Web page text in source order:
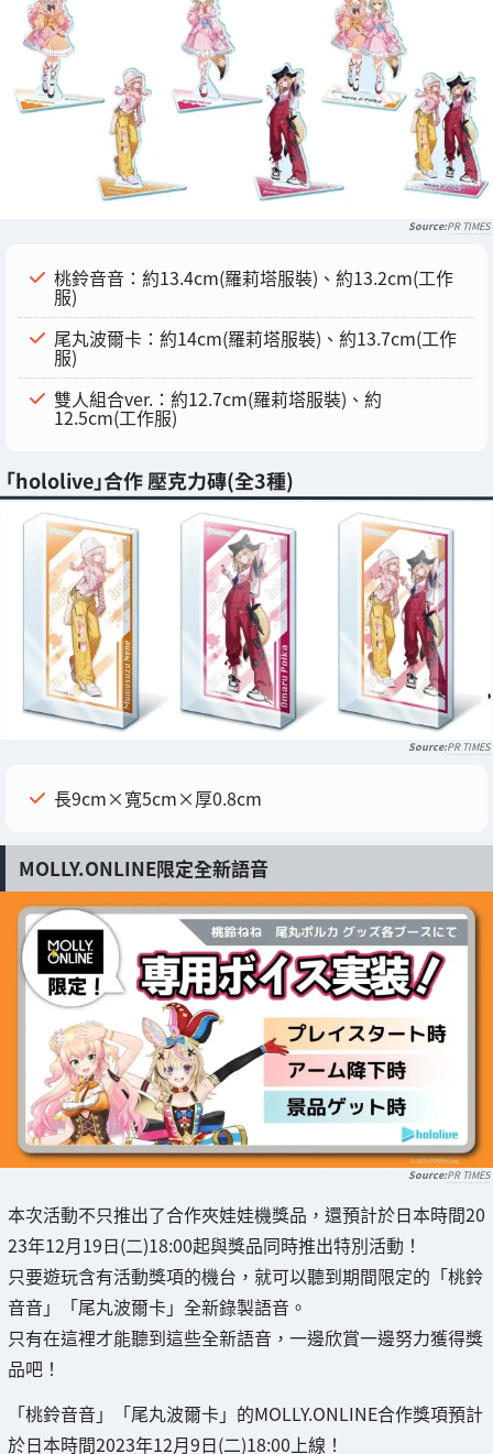
PR TIMES
桃鈴音音：約13.4cm(羅莉塔服裝)、約13.2cm(工作
服)
尾丸波爾卡：約14cm(羅莉塔服裝)、約13.7cm(工作
服)
雙人組合ver.：約12.7cm(羅莉塔服裝)、約
12.5cm(工作服)
「hololive」合作 壓克力磚(全3種)
PR TIMES
長9cm×寬5cm×厚0.8cm
MOLLY.ONLINE限定全新語音
PR TIMES
本次活動不只推出了合作夾娃娃機獎品，還預計於日本時間20
23年12月19日(二)18:00起與獎品同時推出特別活動！
只要遊玩含有活動獎項的機台，就可以聽到期間限定的「桃鈴
音音」「尾丸波爾卡」全新錄製語音。
只有在這裡才能聽到這些全新語音，一邊欣賞一邊努力獲得獎
品吧！
「桃鈴音音」「尾丸波爾卡」的MOLLY.ONLINE合作獎項預計
於日本時間2023年12月9日(二)18:00上線！